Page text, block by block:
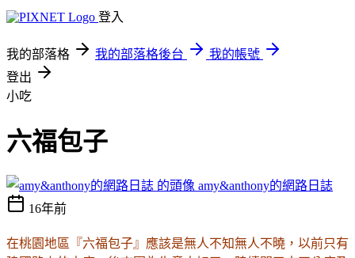
登入
我的部落格 我的部落格後台
我的帳號
登出
小吃
六福包子
amy&anthony的網路日誌
16年前
在桃園地區『六福包子』應該是無人不知無人不曉，以前只有